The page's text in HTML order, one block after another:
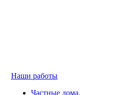
Наши работы
Частные дома,